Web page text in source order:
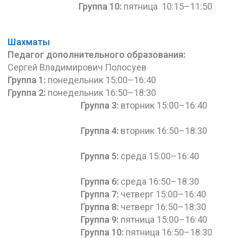
Группа 10: пятница 10:15–11:50
Шахматы
Педагог дополнительного образования:
Сергей Владимирович Полосуев
Группа 1: понедельник 15:00–16:40
Группа 2: понедельник 16:50–18:30
Группа 3: вторник 15:00–16:40
Группа 4: вторник 16:50–18:30
Группа 5: среда 15:00–16:40
Группа 6: среда 16:50–18:30
Группа 7: четверг 15:00–16:40
Группа 8: четверг 16:50–18:30
Группа 9: пятница 15:00–16:40
Группа 10: пятница 16:50–18:30